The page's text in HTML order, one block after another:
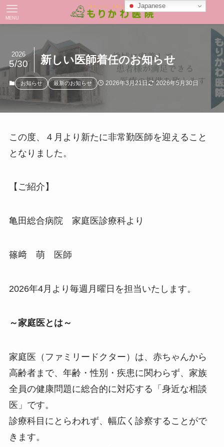
MENU
新しい医師着任のお知らせ
2026
5/30
お知らせ 最新のお知らせ 2026年3月21日 2026年5月30日
この度、４月より新たに非常勤医師を迎えること
となりました。
【ご紹介】
亀田総合病院 家庭医診療科より
篠﨑 萌 医師
2026年4月より毎週月曜日を担当いたします。
～家庭医とは～
家庭医（ファミリードクター）は、赤ちゃんから
高齢者まで、年齢・性別・疾患に関わらず、家族
全員の健康問題に総合的に対応する「身近な相談
医」です。
診療科目にとらわれず、幅広く診察することがで
きます。
Japanese